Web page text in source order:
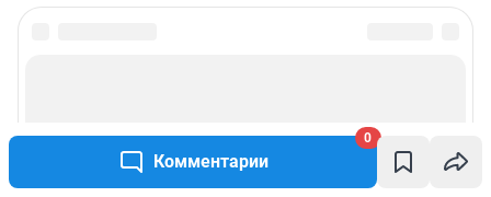
Комментарии
0